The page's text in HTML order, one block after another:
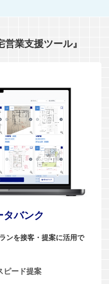
業支援ツール』
バンク
ンを接客・提案に活用で
ピード提案